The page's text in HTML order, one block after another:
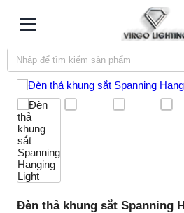
Đèn thả khung sắt Spanning